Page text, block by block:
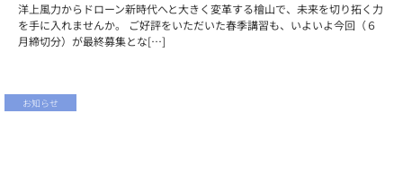
洋上風力からドローン新時代へと大きく変革する檜山で、未来を切り拓く力
を手に入れませんか。 ご好評をいただいた春季講習も、いよいよ今回（６
月締切分）が最終募集とな[…]
お知らせ